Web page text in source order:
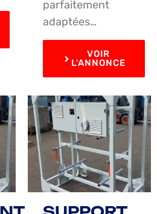
parfaitement
adaptées…
VOIR
L'ANNONCE